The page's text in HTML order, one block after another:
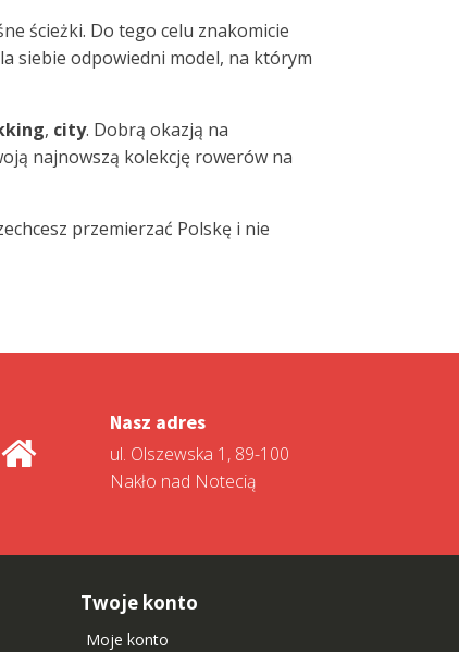
ścieżki. Do tego celu znakomicie
siebie odpowiedni model, na którym
, city. Dobrą okazją na
najnowszą kolekcję rowerów na
przemierzać Polskę i nie
Nasz adres
ul. Olszewska 1, 89-100
Nakło nad Notecią
Twoje konto
Moje konto